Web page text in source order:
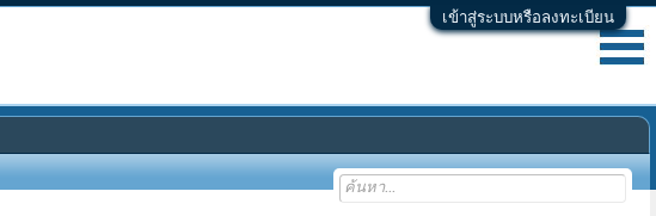
เข้าสู่ระบบหรือลงทะเบียน